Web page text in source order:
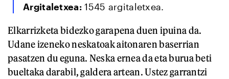
Argitaletxea:1545 argitaletxea.
Elkarrizketa bidezko garapena duen ipuina da.
Udane izeneko neskatoak aitonaren baserrian
pasatzen du eguna. Neska ernea da eta burua beti
bueltaka darabil, galdera artean. Ustez garrantzi